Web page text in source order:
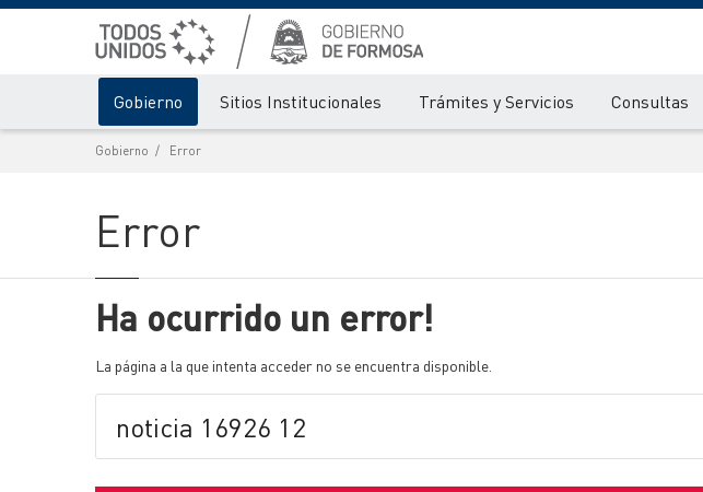
Gobierno Sitios Institucionales Trámites y Servicios Consultas
Gobierno Error
Error
Ha ocurrido un error!
La página a la que intenta acceder no se encuentra disponible.